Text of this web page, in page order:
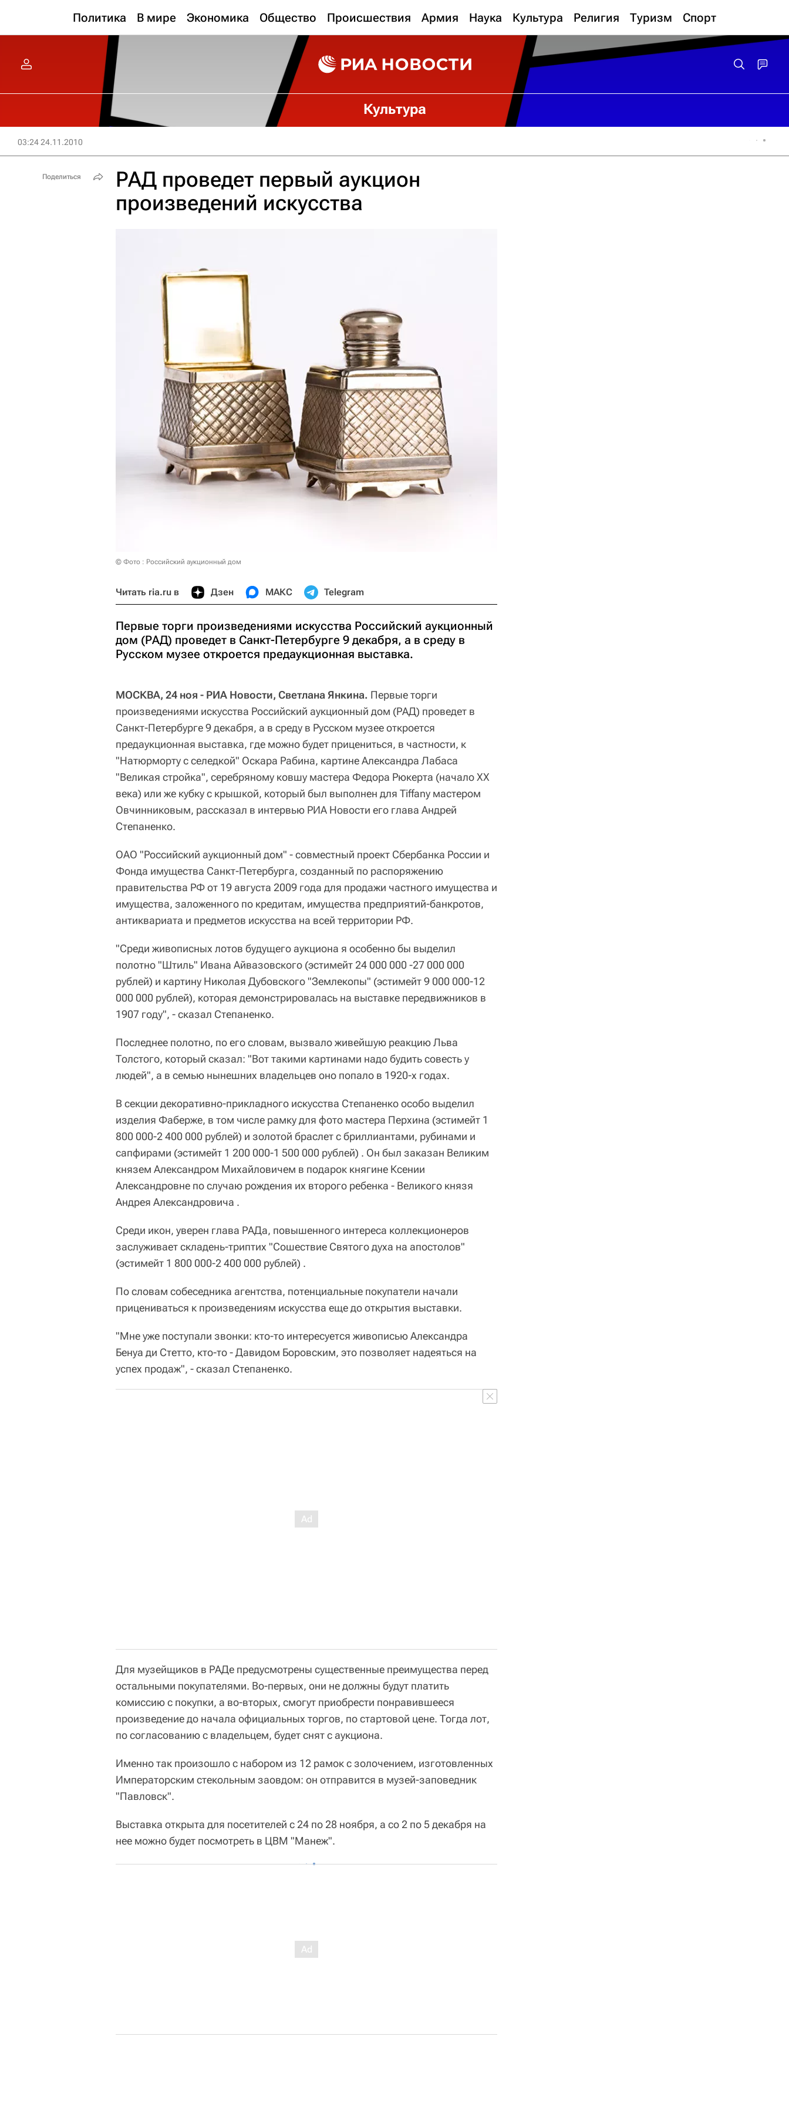
Политика В мире Экономика Общество Происшествия Армия Наука Культура Религия Туризм Спорт
Культура
03:24 24.11.2010
РАД проведет первый аукцион
произведений искусства
© Фото : Российский аукционный дом
Читать ria.ru в Дзен МАКС Telegram
Первые торги произведениями искусства Российский аукционный
дом (РАД) проведет в Санкт-Петербурге 9 декабря, а в среду в
Русском музее откроется предаукционная выставка.
МОСКВА, 24 ноя - РИА Новости, Светлана Янкина. Первые торги
произведениями искусства Российский аукционный дом (РАД) проведет в
Санкт-Петербурге 9 декабря, а в среду в Русском музее откроется
предаукционная выставка, где можно будет прицениться, в частности, к
"Натюрморту с селедкой" Оскара Рабина, картине Александра Лабаса
"Великая стройка", серебряному ковшу мастера Федора Рюкерта (начало ХХ
века) или же кубку с крышкой, который был выполнен для Tiffany мастером
Овчинниковым, рассказал в интервью РИА Новости его глава Андрей
Степаненко.
ОАО "Российский аукционный дом" - совместный проект Сбербанка России и
Фонда имущества Санкт-Петербурга, созданный по распоряжению
правительства РФ от 19 августа 2009 года для продажи частного имущества и
имущества, заложенного по кредитам, имущества предприятий-банкротов,
антиквариата и предметов искусства на всей территории РФ.
"Среди живописных лотов будущего аукциона я особенно бы выделил
полотно "Штиль" Ивана Айвазовского (эстимейт 24 000 000 -27 000 000
рублей) и картину Николая Дубовского "Землекопы" (эстимейт 9 000 000-12
000 000 рублей), которая демонстрировалась на выставке передвижников в
1907 году", - сказал Степаненко.
Последнее полотно, по его словам, вызвало живейшую реакцию Льва
Толстого, который сказал: "Вот такими картинами надо будить совесть у
людей", а в семью нынешних владельцев оно попало в 1920-х годах.
В секции декоративно-прикладного искусства Степаненко особо выделил
изделия Фаберже, в том числе рамку для фото мастера Перхина (эстимейт 1
800 000-2 400 000 рублей) и золотой браслет с бриллиантами, рубинами и
сапфирами (эстимейт 1 200 000-1 500 000 рублей) . Он был заказан Великим
князем Александром Михайловичем в подарок княгине Ксении
Александровне по случаю рождения их второго ребенка - Великого князя
Андрея Александровича .
Среди икон, уверен глава РАДа, повышенного интереса коллекционеров
заслуживает складень-триптих "Сошествие Святого духа на апостолов"
(эстимейт 1 800 000-2 400 000 рублей) .
По словам собеседника агентства, потенциальные покупатели начали
прицениваться к произведениям искусства еще до открытия выставки.
"Мне уже поступали звонки: кто-то интересуется живописью Александра
Бенуа ди Стетто, кто-то - Давидом Боровским, это позволяет надеяться на
успех продаж", - сказал Степаненко.
Для музейщиков в РАДе предусмотрены существенные преимущества перед
остальными покупателями. Во-первых, они не должны будут платить
комиссию с покупки, а во-вторых, смогут приобрести понравившееся
произведение до начала официальных торгов, по стартовой цене. Тогда лот,
по согласованию с владельцем, будет снят с аукциона.
Именно так произошло с набором из 12 рамок с золочением, изготовленных
Императорским стекольным заовдом: он отправится в музей-заповедник
"Павловск".
Выставка открыта для посетителей с 24 по 28 ноября, а со 2 по 5 декабря на
нее можно будет посмотреть в ЦВМ "Манеж".
Поделиться